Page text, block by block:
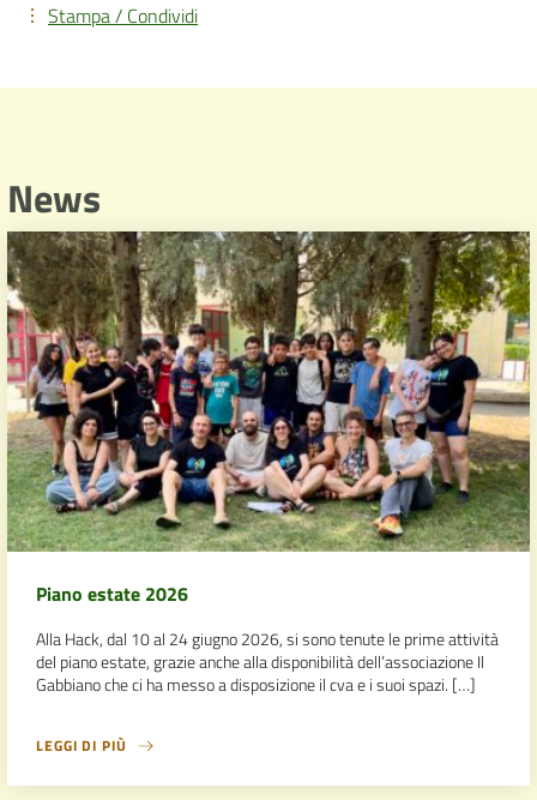
Stampa / Condividi
News
Piano estate 2026
Alla Hack, dal 10 al 24 giugno 2026, si sono tenute le prime attività
del piano estate, grazie anche alla disponibilità dell’associazione Il
Gabbiano che ci ha messo a disposizione il cva e i suoi spazi. […]
LEGGI DI PIÙ